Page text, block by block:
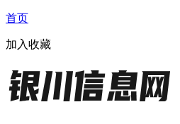
首页
加入收藏